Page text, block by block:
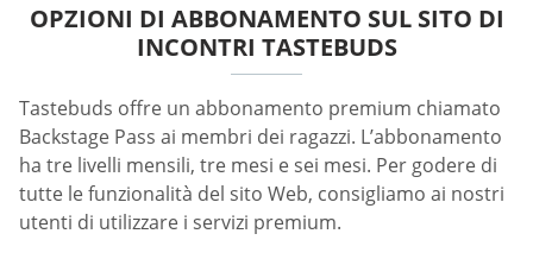
OPZIONI DI ABBONAMENTO SUL SITO DI
INCONTRI TASTEBUDS
Tastebuds offre un abbonamento premium chiamato
Backstage Pass ai membri dei ragazzi. L’abbonamento
ha tre livelli mensili, tre mesi e sei mesi. Per godere di
tutte le funzionalità del sito Web, consigliamo ai nostri
utenti di utilizzare i servizi premium.